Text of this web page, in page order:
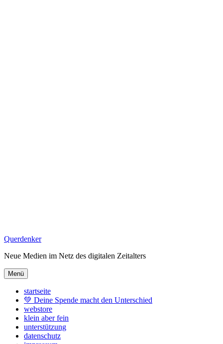
Zum
springen
Querdenker
Neue Medien im Netz des digitalen Zeitalters
Menü
startseite
💚 Deine Spende macht den Unterschied
webstore
klein aber fein
unterstützung
datenschutz